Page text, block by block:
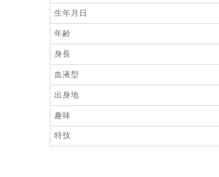
生年月日
年齢
身長
血液型
出身地
趣味
特技